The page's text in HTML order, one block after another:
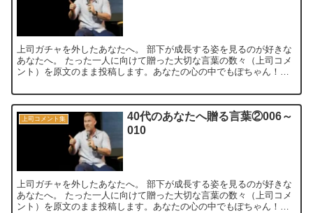
上司ガチャを外したあなたへ。 部下が成長する姿を見るのが好きな
あなたへ。 たった一人に向けて贈った大切な言葉の数々（上司コメ
ント）を原文のまま投稿します。あなたの心の中でもぽちゃん！っ
上司コメント集
40代のあなたへ贈る言葉②006～
010
上司ガチャを外したあなたへ。 部下が成長する姿を見るのが好きな
あなたへ。 たった一人に向けて贈った大切な言葉の数々（上司コメ
ント）を原文のまま投稿します。あなたの心の中でもぽちゃん！っ